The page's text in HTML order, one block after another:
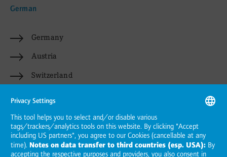
German
Germany
Austria
Switzerland
Italian
Italy